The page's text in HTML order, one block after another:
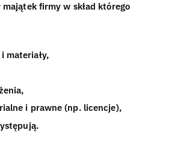
majątek firmy w skład którego
materiały,
i prawne (np. licencje),